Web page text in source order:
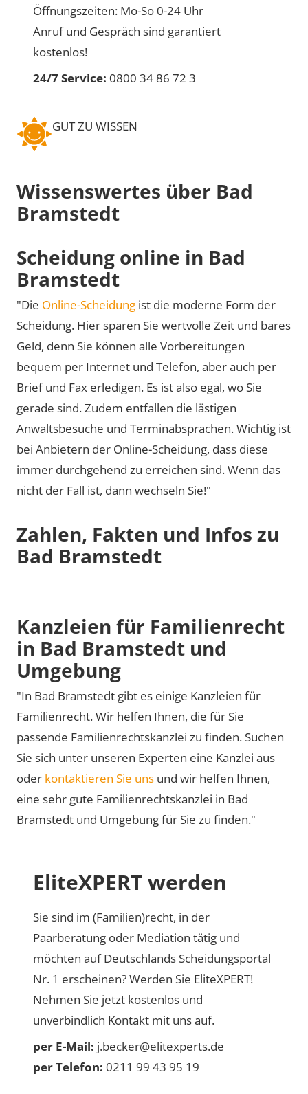
Öffnungszeiten: Mo-So 0-24 Uhr
Anruf und Gespräch sind garantiert
kostenlos!
24/7 Service: 0800 34 86 72 3
GUT ZU WISSEN
Wissenswertes über Bad
Bramstedt
Scheidung online in Bad
Bramstedt
"Die Online-Scheidung ist die moderne Form der
Scheidung. Hier sparen Sie wertvolle Zeit und bares
Geld, denn Sie können alle Vorbereitungen
bequem per Internet und Telefon, aber auch per
Brief und Fax erledigen. Es ist also egal, wo Sie
gerade sind. Zudem entfallen die lästigen
Anwaltsbesuche und Terminabsprachen. Wichtig ist
bei Anbietern der Online-Scheidung, dass diese
immer durchgehend zu erreichen sind. Wenn das
nicht der Fall ist, dann wechseln Sie!"
Zahlen, Fakten und Infos zu
Bad Bramstedt
Kanzleien für Familienrecht
in Bad Bramstedt und
Umgebung
"In Bad Bramstedt gibt es einige Kanzleien für
Familienrecht. Wir helfen Ihnen, die für Sie
passende Familienrechtskanzlei zu finden. Suchen
Sie sich unter unseren Experten eine Kanzlei aus
oder kontaktieren Sie uns und wir helfen Ihnen,
eine sehr gute Familienrechtskanzlei in Bad
Bramstedt und Umgebung für Sie zu finden."
EliteXPERT werden
Sie sind im (Familien)recht, in der
Paarberatung oder Mediation tätig und
möchten auf Deutschlands Scheidungsportal
Nr. 1 erscheinen? Werden Sie EliteXPERT!
Nehmen Sie jetzt kostenlos und
unverbindlich Kontakt mit uns auf.
per E-Mail: j.becker@elitexperts.de
per Telefon: 0211 99 43 95 19